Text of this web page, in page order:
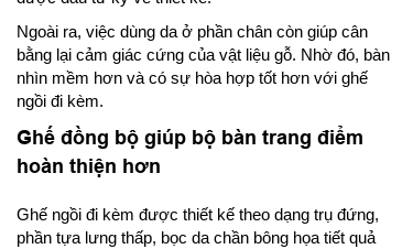
Ngoài ra, việc dùng da ở phần chân còn giúp cân
bằng lại cảm giác cứng của vật liệu gỗ. Nhờ đó, bàn
nhìn mềm hơn và có sự hòa hợp tốt hơn với ghế
ngồi đi kèm.
Ghế đồng bộ giúp bộ bàn trang điểm
hoàn thiện hơn
Ghế ngồi đi kèm được thiết kế theo dạng trụ đứng,
phần tựa lưng thấp, bọc da chần bông họa tiết quả